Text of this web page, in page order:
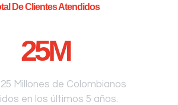
De Clientes Atendidos
25M
Millones de Colombianos
en los últimos 5 años.